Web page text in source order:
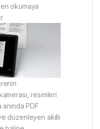
okumaya
resimleri
PDF
düzenleyen akıllı